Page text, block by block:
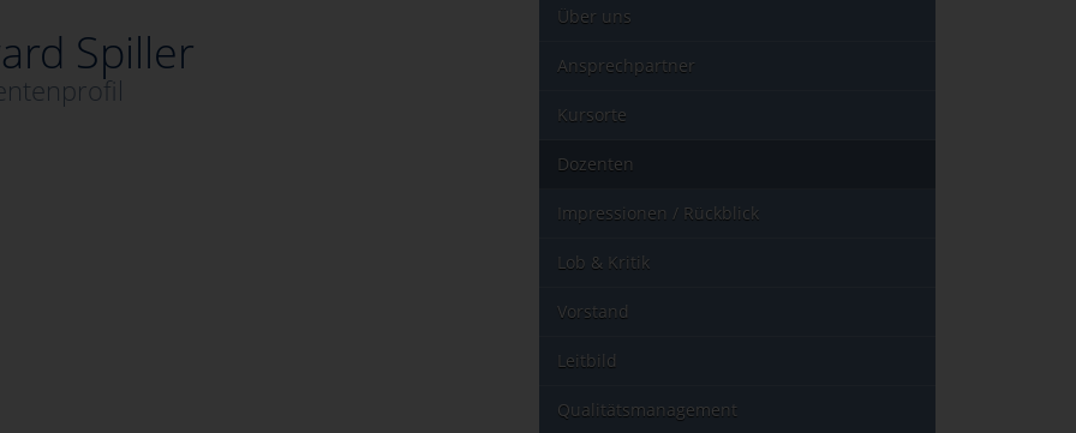
Spiller
Über uns
Ansprechpartner
Kursorte
Dozenten
Impressionen / Rückblick
Lob & Kritik
Vorstand
Leitbild
Qualitätsmanagement